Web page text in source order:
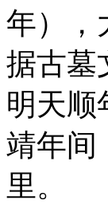
年），
据古墓
明天顺
靖年间
里。